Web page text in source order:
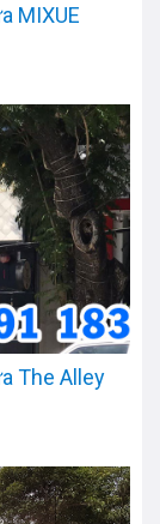
MIXUE
The Alley